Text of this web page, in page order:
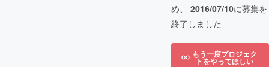
め、 2016/07/10に募集を
終了しました
もう一度プロジェク
トをやってほしい